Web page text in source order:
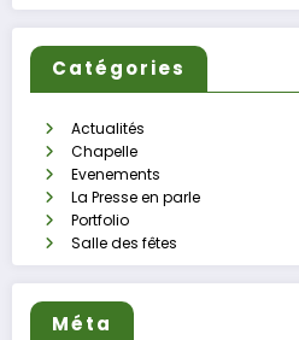
Catégories
Actualités
Chapelle
Evenements
La Presse en parle
Portfolio
Salle des fêtes
Méta